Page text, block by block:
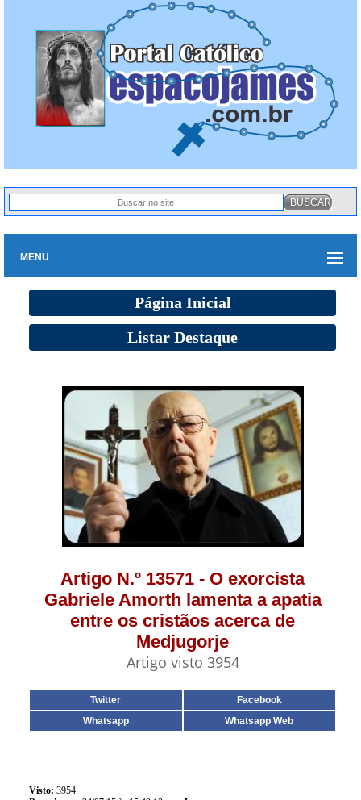
MENU
Página Inicial
Listar Destaque
Artigo N.º 13571 - O exorcista
Gabriele Amorth lamenta a apatia
entre os cristãos acerca de
Medjugorje
Artigo visto 3954
Twitter
Facebook
Whatsapp
Whatsapp Web
Visto: 3954